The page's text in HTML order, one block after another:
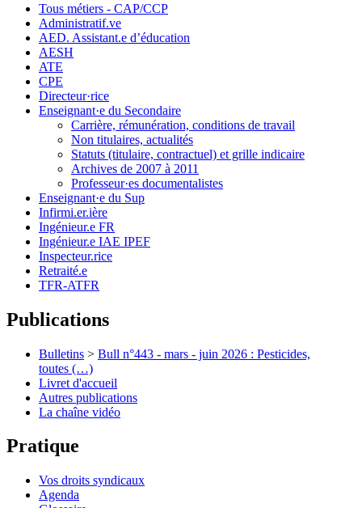
Tous métiers - CAP/CCP
Administratif.ve
AED. Assistant.e d’éducation
AESH
ATE
CPE
Directeur·rice
Enseignant·e du Secondaire
Carrière, rémunération, conditions de travail
Non titulaires, actualités
Statuts (titulaire, contractuel) et grille indicaire
Archives de 2007 à 2011
Professeur·es documentalistes
Enseignant·e du Sup
Infirmi.er.ière
Ingénieur.e FR
Ingénieur.e IAE IPEF
Inspecteur.rice
Retraité.e
TFR-ATFR
Publications
Bulletins > Bull n°443 - mars - juin 2026 : Pesticides,
toutes (…)
Livret d'accueil
Autres publications
La chaîne vidéo
Pratique
Vos droits syndicaux
Agenda